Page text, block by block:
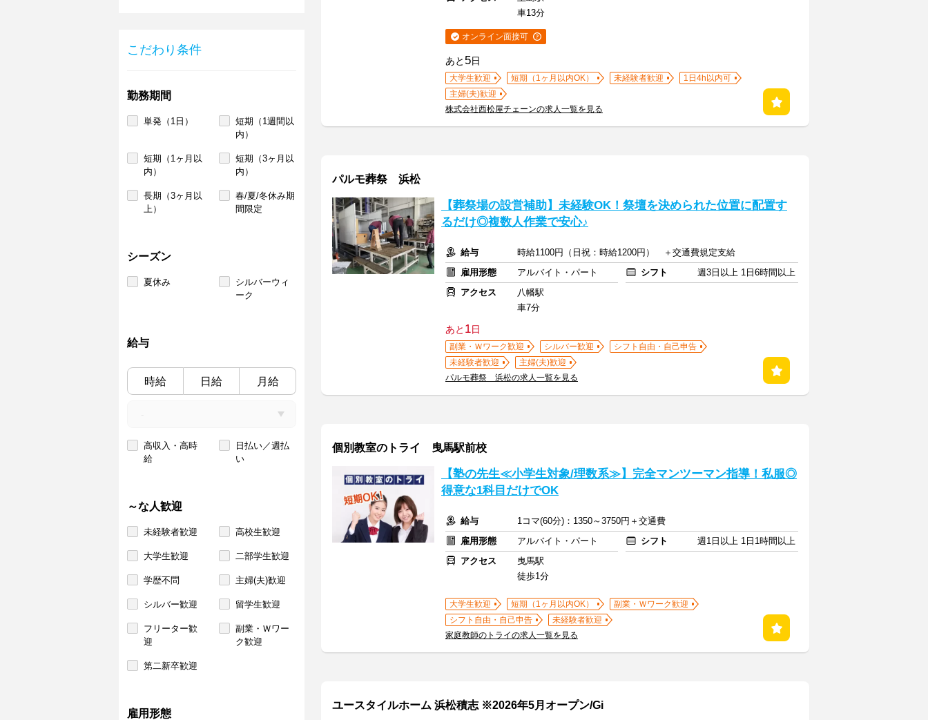
こだわり条件
勤務期間
単発（1日）
短期（1週間以
内）
短期（1ヶ月以
内）
短期（3ヶ月以
内）
長期（3ヶ月以
上）
春/夏/冬休み期
間限定
シーズン
夏休み
シルバーウィ
ーク
給与
時給 日給 月給
高収入・高時
給
日払い／週払
い
～な人歓迎
未経験者歓迎 高校生歓迎
大学生歓迎 二部学生歓迎
学歴不問 主婦(夫)歓迎
シルバー歓迎 留学生歓迎
フリーター歓
迎
副業・Ｗワー
ク歓迎
第二新卒歓迎
雇用形態
車13分
オンライン面接可
あと 5日
大学生歓迎 短期（1ヶ月以内OK） 未経験者歓迎
1日4h以内可
主婦(夫)歓迎
株式会社西松屋チェーンの求人一覧を見る
パルモ葬祭 浜松
【葬祭場の設営補助】未経験OK！祭壇を決められた位置に配置す
るだけ◎複数人作業で安心♪
給与
時給1100円（日祝：時給1200円） ＋交通費規定支給
雇用形態
アルバイト・パート シフト
週3日以上 1日6時間以上
アクセス
八幡駅
車7分
あと 1日
副業・Ｗワーク歓迎 シルバー歓迎
シフト自由・自己申告
未経験者歓迎
主婦(夫)歓迎
パルモ葬祭 浜松の求人一覧を見る
個別教室のトライ 曳馬駅前校
【塾の先生≪小学生対象/理数系≫】完全マンツーマン指導！私服◎
得意な1科目だけでOK
給与
1コマ(60分)：1350～3750円＋交通費
雇用形態
アルバイト・パート シフト
週1日以上 1日1時間以上
アクセス
曳馬駅
徒歩1分
大学生歓迎 短期（1ヶ月以内OK）
副業・Ｗワーク歓迎
シフト自由・自己申告
未経験者歓迎
家庭教師のトライの求人一覧を見る
ユースタイルホーム 浜松積志 ※2026年5月オープン/Gi